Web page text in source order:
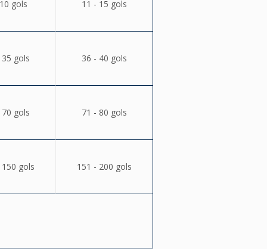
gols 11 - 15 gols
gols 36 - 40 gols
gols 71 - 80 gols
gols 151 - 200 gols